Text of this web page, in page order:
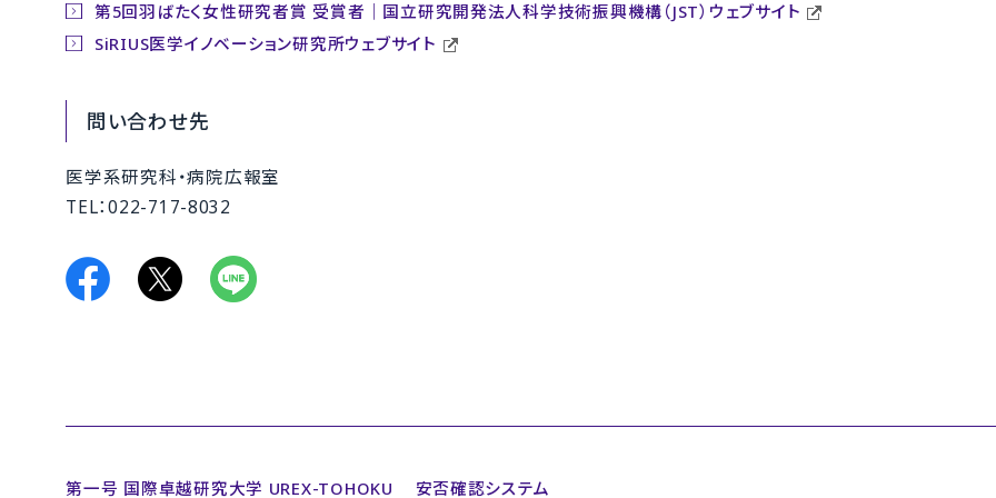
第5回羽ばたく女性研究者賞 受賞者｜国立研究開発法人科学技術振興機構（JST）ウェブサイト
SiRIUS医学イノベーション研究所ウェブサイト
問い合わせ先
医学系研究科・病院広報室
TEL：022-717-8032
第一号 国際卓越研究大学 UREX-TOHOKU 安否確認システム